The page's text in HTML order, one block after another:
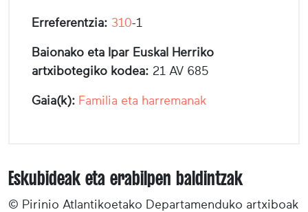
Erreferentzia: 310-1
Baionako eta Ipar Euskal Herriko
artxibotegiko kodea: 21 AV 685
Gaia(k): Familia eta harremanak
Eskubideak eta erabilpen baldintzak
© Pirinio Atlantikoetako Departamenduko artxiboak